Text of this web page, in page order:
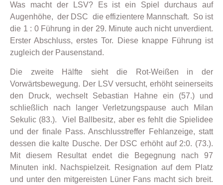
Was macht der LSV? Es ist ein Spiel durchaus auf
Augenhöhe, der DSC die effizientere Mannschaft. So ist
die 1 : 0 Führung in der 29. Minute auch nicht unverdient.
Erster Abschluss, erstes Tor. Diese knappe Führung ist
zugleich der Pausenstand.
Die zweite Hälfte sieht die Rot-Weißen in der
Vorwärtsbewegung. Der LSV versucht, erhöht seinerseits
den Druck, wechselt Sebastian Hahne ein (57.) und
schließlich nach langer Verletzungspause auch Milan
Sekulic (83.). Viel Ballbesitz, aber es fehlt die Spielidee
und der finale Pass. Anschlusstreffer Fehlanzeige, statt
dessen die kalte Dusche. Der DSC erhöht auf 2:0. (73.).
Mit diesem Resultat endet die Begegnung nach 97
Minuten inkl. Nachspielzeit. Resignation auf dem Platz
und unter den mitgereisten Lüner Fans macht sich breit.